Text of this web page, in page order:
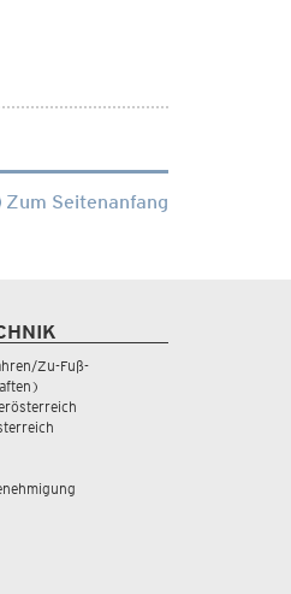
Zum Seitenanfang
Zu-Fuß-